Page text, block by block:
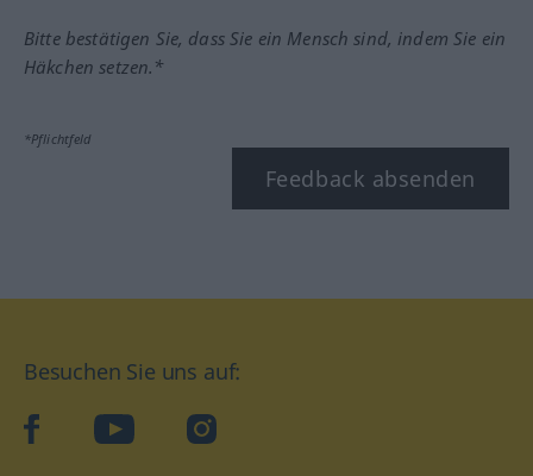
Bitte bestätigen Sie, dass Sie ein Mensch sind, indem Sie ein
Häkchen setzen.*
*Pflichtfeld
Feedback absenden
Besuchen Sie uns auf:
facebookYouTube Instagram